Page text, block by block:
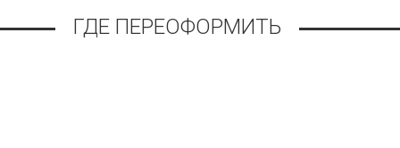
ГДЕ ПЕРЕОФОРМИТЬ